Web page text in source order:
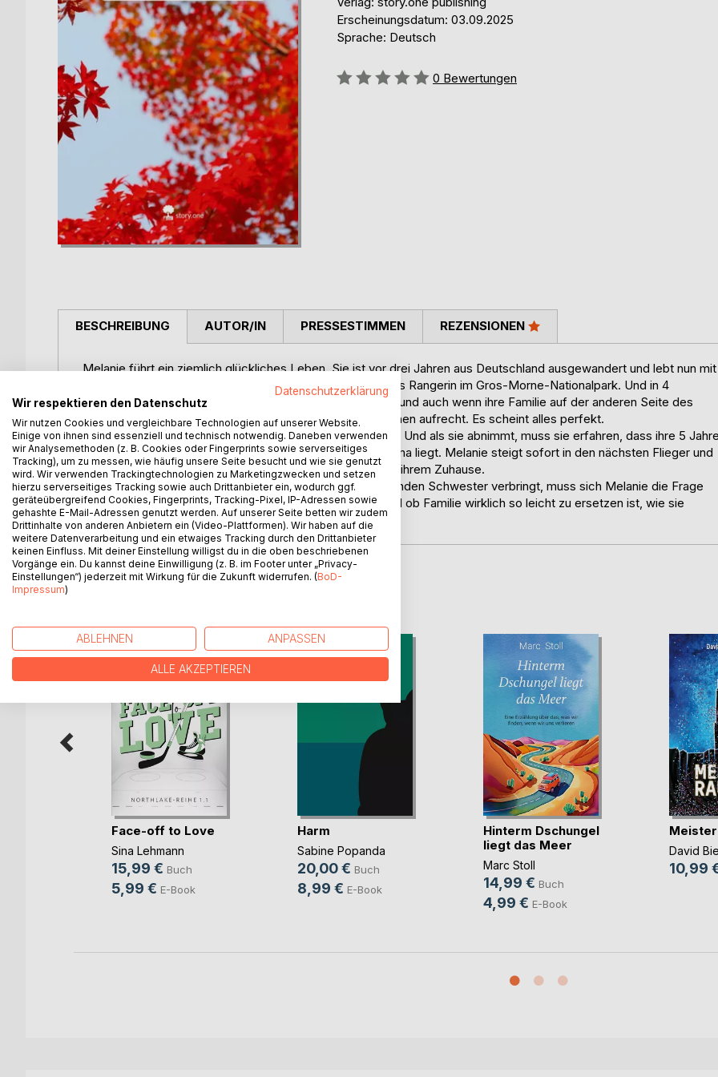
Erscheinungsdatum: 03.09.2025
Sprache: Deutsch
Bewertung::
0 Bewertungen
BESCHREIBUNG
Melanie führt ein ziemlich glückliches Leben. Sie ist vor drei Jahren aus Deutschland ausgewandert und lebt nun mit
ihrem Lebensgefährten Ash in Kanada. Dort arbeitet sie als Rangerin im Gros-Morne-Nationalpark. Und in 4
Monaten wird sie 30. Sie ist umringt von vielen Freunden, und auch wenn ihre Familie auf der anderen Seite des
Atlantiks lebt, hält sie immer mal wieder den Kontakt zu ihnen aufrecht. Es scheint alles perfekt.
Doch dann erhält sie eines Tages einen Anruf ihrer Mutter. Und als sie abnimmt, muss sie erfahren, dass ihre 5
ältere Schwester Amelia einen Unfall hatte und nun im Koma liegt. Melanie steigt sofort in den nächsten Flieger und
macht sich auf den Weg zu ihrer Schwester, ihrer Familie, ihrem Zuhause.
Während der Zeit, die sie an der Seite ihrer im Koma liegenden Schwester verbringt, muss sich Melanie die Frage
stellen, ob wegzugehen die richtige Entscheidung war und ob Familie wirklich so leicht zu ersetzen ist, wie sie
immer glaubte.
AUTOR/IN PRESSESTIMMEN REZENSIONEN
WEITERE TITEL BEI
Face-off to Love
Sina Lehmann
15,99 € Buch
5,99 € E-Book
Harm
Sabine Popanda
20,00 € Buch
8,99 € E-Book
Hinterm Dschungel
liegt das Meer
Marc Stoll
14,99 € Buch
4,99 € E-Book
David
10,99
Datenschutzerklärung
Wir respektieren den Datenschutz
Wir nutzen Cookies und vergleichbare Technologien auf unserer Website.
Einige von ihnen sind essenziell und technisch notwendig. Daneben verwenden
wir Analysemethoden (z. B. Cookies oder Fingerprints sowie serverseitiges
Tracking), um zu messen, wie häufig unsere Seite besucht und wie sie genutzt
wird. Wir verwenden Trackingtechnologien zu Marketingzwecken und setzen
hierzu serverseitiges Tracking sowie auch Drittanbieter ein, wodurch ggf.
geräteübergreifend Cookies, Fingerprints, Tracking-Pixel, IP-Adressen sowie
gehashte E-Mail-Adressen genutzt werden. Auf unserer Seite betten wir zudem
Drittinhalte von anderen Anbietern ein (Video-Plattformen). Wir haben auf die
weitere Datenverarbeitung und ein etwaiges Tracking durch den Drittanbieter
keinen Einfluss. Mit deiner Einstellung willigst du in die oben beschriebenen
Vorgänge ein. Du kannst deine Einwilligung (z. B. im Footer unter „Privacy-
Einstellungen“) jederzeit mit Wirkung für die Zukunft widerrufen. (BoD-
Impressum)
ABLEHNEN ANPASSEN
ALLE AKZEPTIEREN